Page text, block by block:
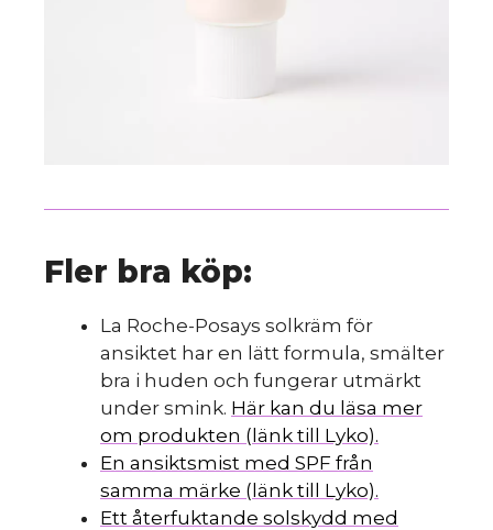
Fler bra köp:
La Roche-Posays solkräm för
ansiktet har en lätt formula, smälter
bra i huden och fungerar utmärkt
under smink. Här kan du läsa mer
om produkten (länk till Lyko).
En ansiktsmist med SPF från
samma märke (länk till Lyko).
Ett återfuktande solskydd med